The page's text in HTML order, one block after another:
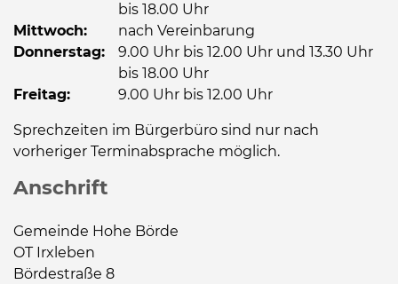
bis 18.00 Uhr
Mittwoch:
nach Vereinbarung
Donnerstag: 9.00 Uhr bis 12.00 Uhr und 13.30 Uhr
bis 18.00 Uhr
Freitag:
9.00 Uhr bis 12.00 Uhr
Sprechzeiten im Bürgerbüro sind nur nach
vorheriger Terminabsprache möglich.
Anschrift
Gemeinde Hohe Börde
OT Irxleben
Bördestraße 8